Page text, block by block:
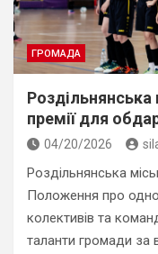
ГРОМАДА
премії для
04/20/2026
Роздільнянська
Положення про
колективів та
таланти громади за